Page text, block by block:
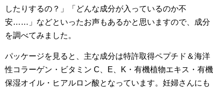
したりするの？」「どんな成分が入っているのか不
安……」などといったお声もあるかと思いますので、成分
を調べてみました。
パッケージを見ると、主な成分は特許取得ペプチド＆海洋
性コラーゲン・ビタミン C、E、K・有機植物エキス・有機
保湿オイル・ヒアルロン酸となっています。妊婦さんにも